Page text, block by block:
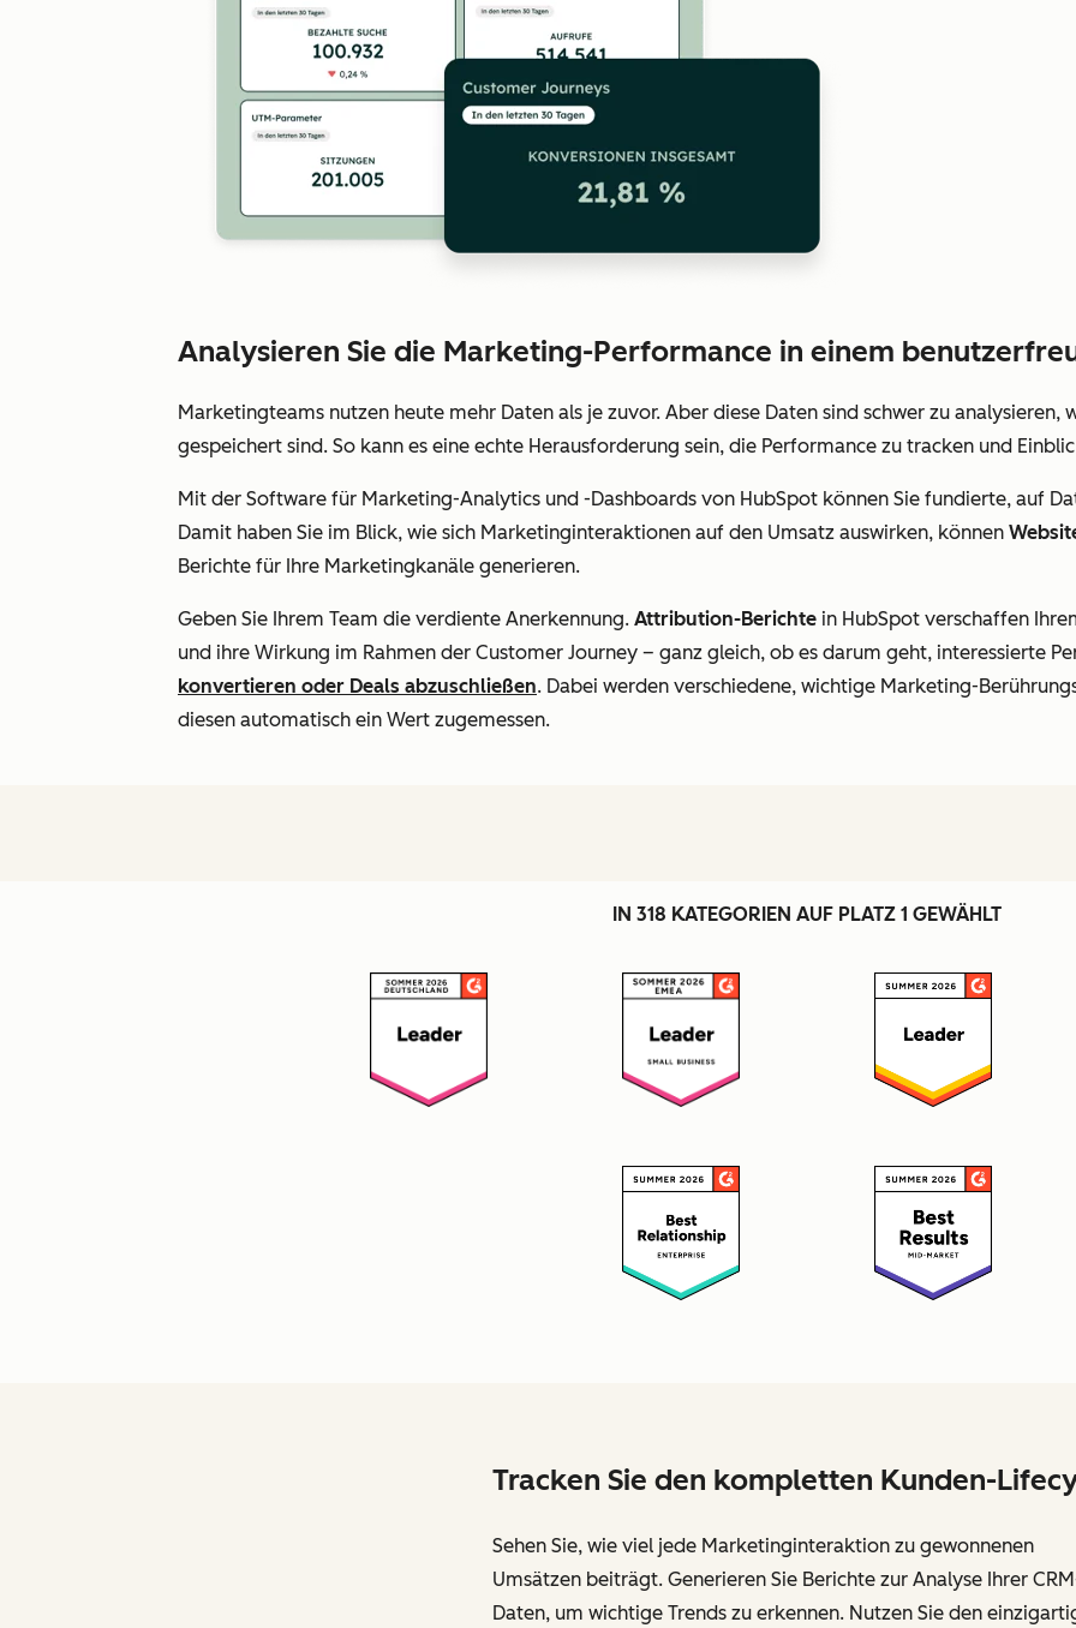
Analysieren Sie die Marketing-Performance in einem
Marketingteams nutzen heute mehr Daten als je zuvor. Aber diese Daten sind schwer zu analysieren,
gespeichert sind. So kann es eine echte Herausforderung sein, die Performance zu tracken und
Mit der Software für Marketing-Analytics und -Dashboards von HubSpot können Sie fundierte, auf
Damit haben Sie im Blick, wie sich Marketinginteraktionen auf den Umsatz auswirken, können
Berichte für Ihre Marketingkanäle generieren.
Geben Sie Ihrem Team die verdiente Anerkennung. Attribution-Berichte in HubSpot verschaffen
und ihre Wirkung im Rahmen der Customer Journey – ganz gleich, ob es darum geht, interessierte
konvertieren oder Deals abzuschließen. Dabei werden verschiedene, wichtige Marketing-
diesen automatisch ein Wert zugemessen.
IN 318 KATEGORIEN AUF PLATZ 1 GEWÄHLT
Tracken Sie den kompletten Kunden-
Sehen Sie, wie viel jede Marketinginteraktion zu gewonnenen
Umsätzen beiträgt. Generieren Sie Berichte zur Analyse Ihrer
Daten, um wichtige Trends zu erkennen. Nutzen Sie den